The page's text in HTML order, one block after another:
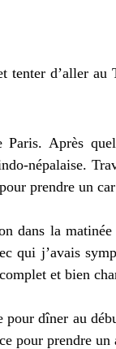
tenter d’aller
Après
népalaise.
prendre un
dans la
qui j’avais
et bien
pour dîner au
pour prendre